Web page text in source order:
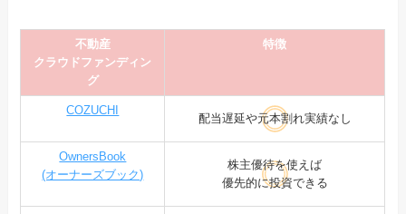
不動産
クラウドファンディン
グ
特徴
COZUCHI
配当遅延や元本割れ実績なし
OwnersBook
(オーナーズブック)
株主優待を使えば
優先的に投資できる